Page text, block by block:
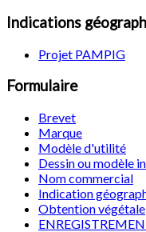
Indications
Projet PAMPIG
Formulaire
Brevet
Marque
Modèle d'utilité
Dessin ou modèle
Nom commercial
Indication
Obtention végétale